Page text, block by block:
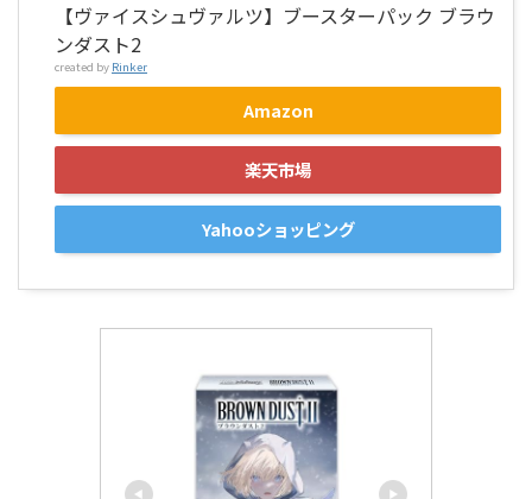
【ヴァイスシュヴァルツ】ブースターパック ブラウ
ンダスト2
created by Rinker
Amazon
楽天市場
Yahooショッピング